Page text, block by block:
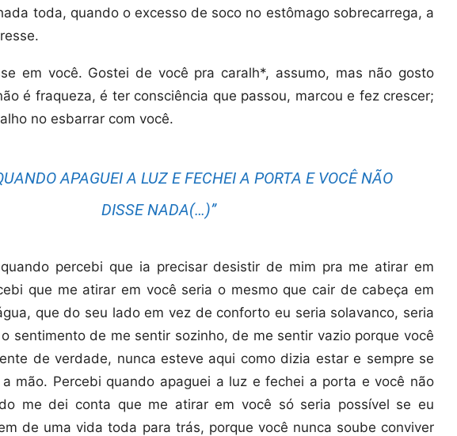
toda, quando o excesso de soco no estômago sobrecarrega, a
em você. Gostei de você pra caralh*, assumo, mas não gosto
é fraqueza, é ter consciência que passou, marcou e fez crescer;
no esbarrar com você.
APAGUEI A LUZ E FECHEI A PORTA E VOCÊ NÃO
DISSE NADA(…)”
percebi que ia precisar desistir de mim pra me atirar em
que me atirar em você seria o mesmo que cair de cabeça em
que do seu lado em vez de conforto eu seria solavanco, seria
sentimento de me sentir sozinho, de me sentir vazio porque você
de verdade, nunca esteve aqui como dizia estar e sempre se
mão. Percebi quando apaguei a luz e fechei a porta e você não
me dei conta que me atirar em você só seria possível se eu
de uma vida toda para trás, porque você nunca soube conviver